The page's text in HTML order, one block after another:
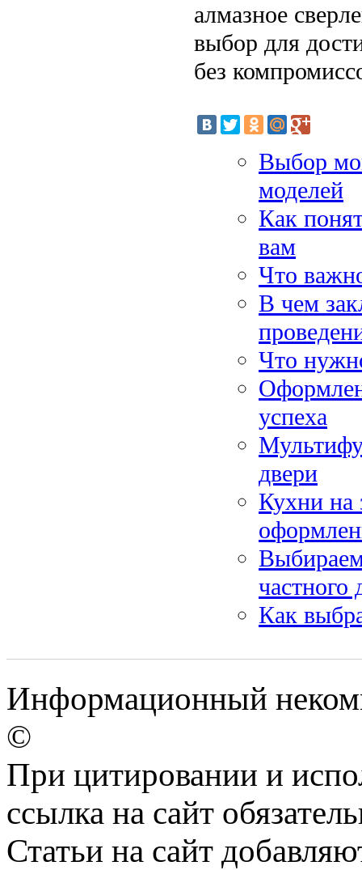
алмазное
выбор для
без
Выбор
моделей
Как
вам
Что
В чем
Что
успеха
двери
Кухни на
Выбираем
частного
Как
Информационный
©
При цитировании и
ссылка на сайт
Статьи на сайт